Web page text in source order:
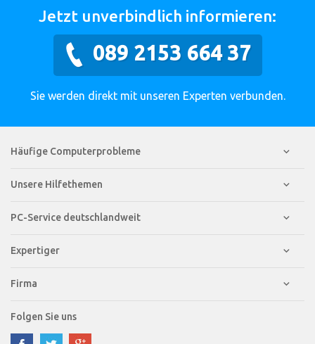
Jetzt unverbindlich informieren:
089 2153 664 37
Sie werden direkt mit unseren Experten verbunden.
Häufige Computerprobleme
Unsere Hilfethemen
PC-Service deutschlandweit
Expertiger
Firma
Folgen Sie uns